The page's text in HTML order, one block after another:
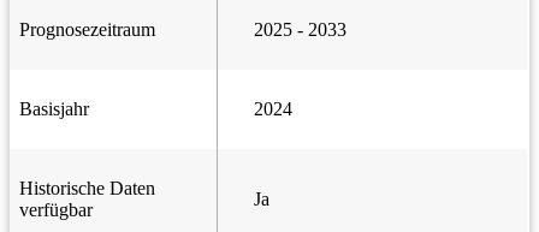
Prognosezeitraum 2025 - 2033
Basisjahr 2024
Historische Daten
verfügbar
Ja